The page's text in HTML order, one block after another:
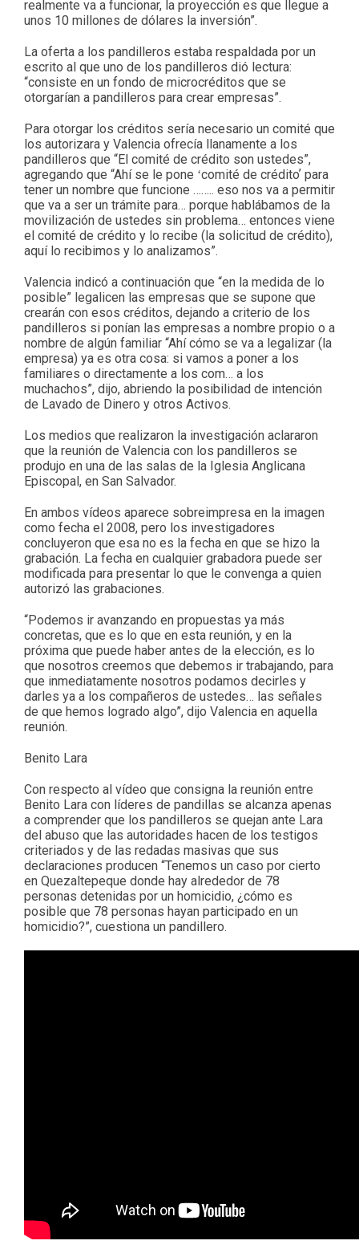
realmente va a funcionar, la proyección es que llegue a
unos 10 millones de dólares la inversión”.
La oferta a los pandilleros estaba respaldada por un
escrito al que uno de los pandilleros dió lectura:
“consiste en un fondo de microcréditos que se
otorgarían a pandilleros para crear empresas”.
Para otorgar los créditos sería necesario un comité que
los autorizara y Valencia ofrecía llanamente a los
pandilleros que “El comité de crédito son ustedes”,
agregando que “Ahí se le pone ʻcomité de créditoʼ para
tener un nombre que funcione …….. eso nos va a permitir
que va a ser un trámite para… porque hablábamos de la
movilización de ustedes sin problema… entonces viene
el comité de crédito y lo recibe (la solicitud de crédito),
aquí lo recibimos y lo analizamos”.
Valencia indicó a continuación que “en la medida de lo
posible” legalicen las empresas que se supone que
crearán con esos créditos, dejando a criterio de los
pandilleros si ponían las empresas a nombre propio o a
nombre de algún familiar “Ahí cómo se va a legalizar (la
empresa) ya es otra cosa: si vamos a poner a los
familiares o directamente a los com… a los
muchachos”, dijo, abriendo la posibilidad de intención
de Lavado de Dinero y otros Activos.
Los medios que realizaron la investigación aclararon
que la reunión de Valencia con los pandilleros se
produjo en una de las salas de la Iglesia Anglicana
Episcopal, en San Salvador.
En ambos vídeos aparece sobreimpresa en la imagen
como fecha el 2008, pero los investigadores
concluyeron que esa no es la fecha en que se hizo la
grabación. La fecha en cualquier grabadora puede ser
modificada para presentar lo que le convenga a quien
autorizó las grabaciones.
“Podemos ir avanzando en propuestas ya más
concretas, que es lo que en esta reunión, y en la
próxima que puede haber antes de la elección, es lo
que nosotros creemos que debemos ir trabajando, para
que inmediatamente nosotros podamos decirles y
darles ya a los compañeros de ustedes… las señales
de que hemos logrado algo”, dijo Valencia en aquella
reunión.
Benito Lara
Con respecto al vídeo que consigna la reunión entre
Benito Lara con líderes de pandillas se alcanza apenas
a comprender que los pandilleros se quejan ante Lara
del abuso que las autoridades hacen de los testigos
criteriados y de las redadas masivas que sus
declaraciones producen “Tenemos un caso por cierto
en Quezaltepeque donde hay alrededor de 78
personas detenidas por un homicidio, ¿cómo es
posible que 78 personas hayan participado en un
homicidio?”, cuestiona un pandillero.